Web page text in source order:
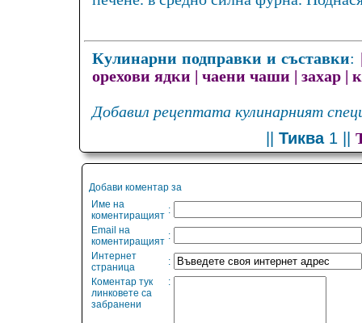
Кулинарни подправки и съставки:
орехови ядки
чаени чаши захар
Добавил рецептата кулинарният
Тиква1 ||
Добави коментар за
Име на
коментиращият :
Email на
коментиращият :
Интернет
страница
:
Коментар тук
линковете са
забранени
: